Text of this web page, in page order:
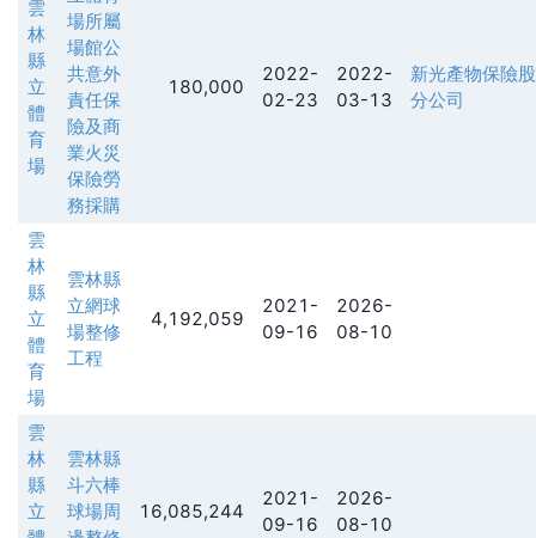
雲
林
縣
立
體
育
場
場所屬
場館公
共意外
責任保
險及商
業火災
保險勞
務採購
180,000
2022-
02-23
2022-
03-13
新光產物保險
分公司
雲
林
縣
立
體
育
場
雲林縣
立網球
場整修
工程
4,192,059
2021-
09-16
2026-
08-10
雲
林
縣
立
雲林縣
斗六棒
球場周
16,085,244
2021-
09-16
2026-
08-10